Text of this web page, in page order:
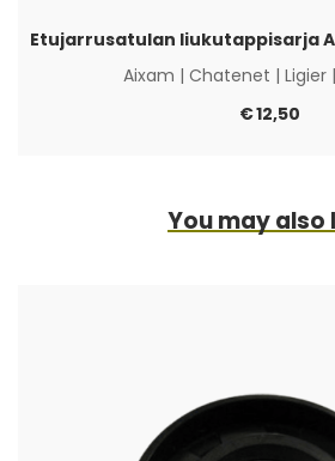
Aixam | Chatenet | Ligier|
€12,50
You may also